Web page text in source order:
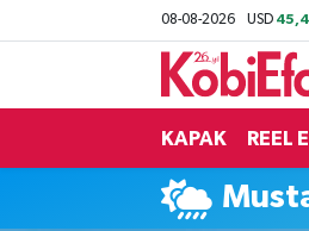
08-08-2026 USD
KAPAK REEL
BİLİŞİM PANO
DESTEK-TEŞVİK